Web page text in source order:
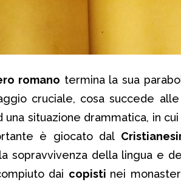
romano termina la sua
cruciale, cosa succede
situazione drammatica, in
è giocato dal
sopravvivenza della lingua e
dai copisti nei